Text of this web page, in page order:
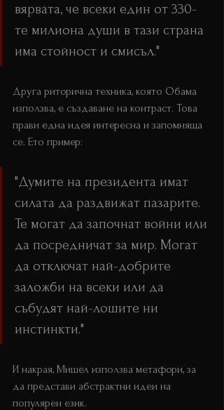
вярвата, че всеки един от 330-
те милиона души в тази страна
има стойност и смисъл."
Друга риторична техника, която Обама
използва, е създаване на контраст. Това
прави една идея интересна и запомняща
се. Ето пример:
"Думите на президента имат
силата да раздвижат пазарите.
Те могат да започнат войни или
да посредничат за мир. Могат
да отключат най-добрите
заложби на всеки или да
събудят най-лошите ни
инстинкти."
И накрая, Мишел използва метафори, за
да представи абстрактни идеи на
популярен език.